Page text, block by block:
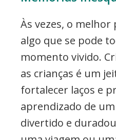
Às vezes, o melhor
algo que se pode
momento vivido.
as crianças é um
fortalecer laços e
aprendizado de
divertido e